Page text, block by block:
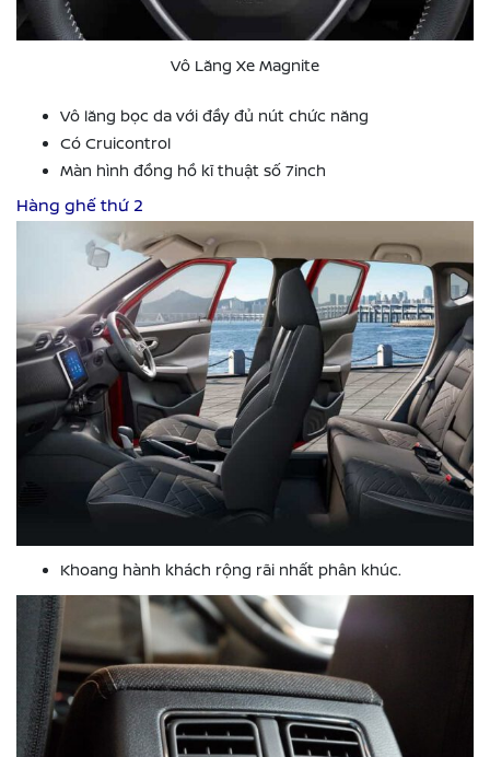
Vô Lăng Xe Magnite
Vô lăng bọc da với đầy đủ nút chức năng
Có Cruicontrol
Màn hình đồng hồ kĩ thuật số 7inch
Hàng ghế thứ 2
Khoang hành khách rộng rãi nhất phân khúc.